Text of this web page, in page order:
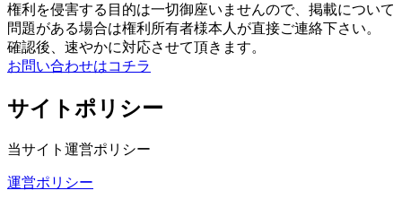
権利を侵害する目的は一切御座いませんので、掲載について
問題がある場合は権利所有者様本人が直接ご連絡下さい。
確認後、速やかに対応させて頂きます。
お問い合わせはコチラ
サイトポリシー
当サイト運営ポリシー
運営ポリシー